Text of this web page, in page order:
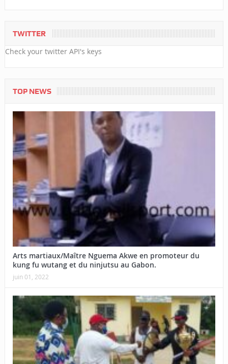
TWITTER
Check your twitter API's keys
TOP NEWS
Arts martiaux/Maître Nguema Akwe en promoteur du
kung fu wutang et du ninjutsu au Gabon.
juin 01, 2022